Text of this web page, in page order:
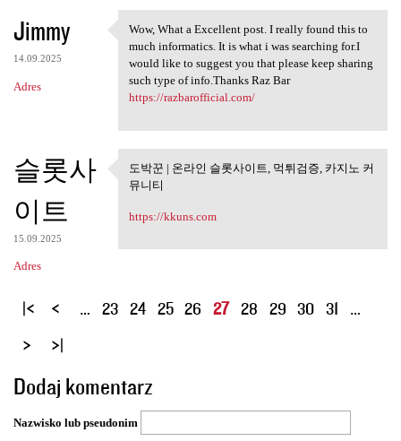
Jimmy
14.09.2025
Adres
Wow, What a Excellent post. I
Wow, What a Excellent post. I really found this to
much informatics. It is what i was searching for.I
would like to suggest you that please keep sharing
such type of info.Thanks Raz Bar
https://razbarofficial.com/
슬롯사
이트
15.09.2025
Adres
도박꾼 | 온라인 슬롯사이트, 먹튀
도박꾼 | 온라인 슬롯사이트, 먹튀검증, 카지노 커
뮤니티
https://kkuns.com
S
o
n
y
… 23 24 25 26 27 28 29 30 31 …
Dodaj komentarz
Nazwisko lub pseudonim